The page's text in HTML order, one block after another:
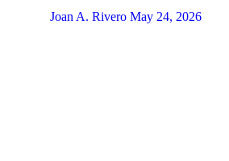
Joan A. Rivero May 24, 2026